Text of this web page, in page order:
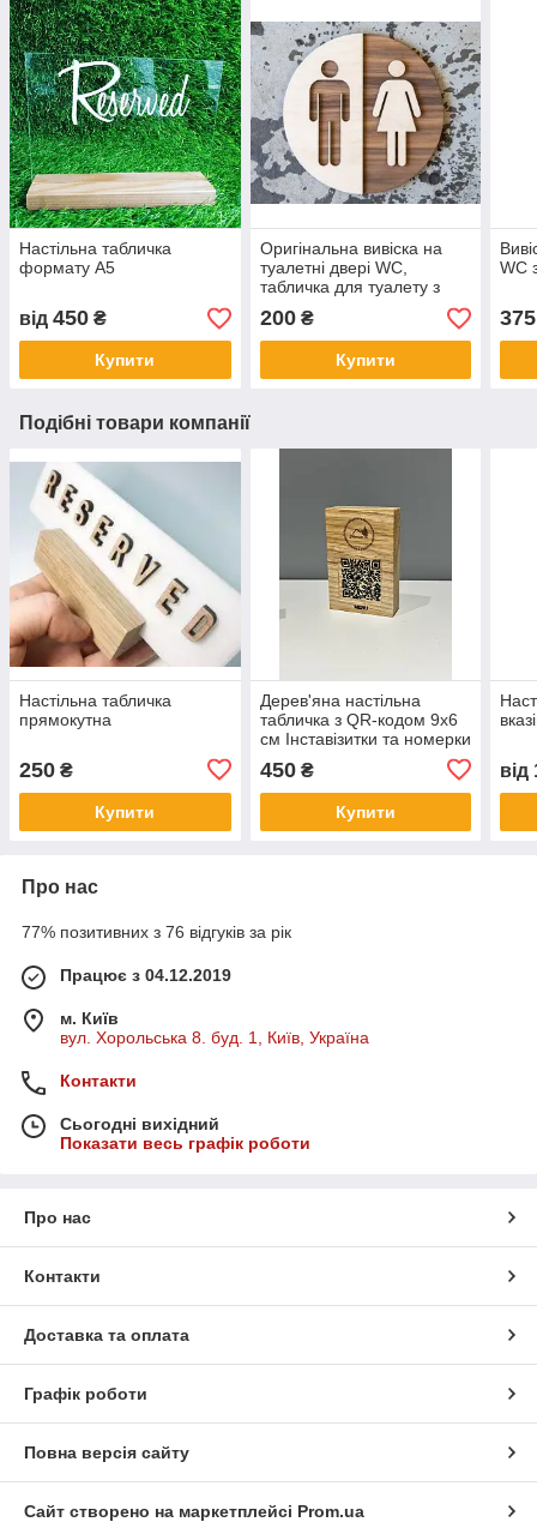
Настільна табличка
формату А5
від 450 ₴
Купити
Оригінальна вивіска на
туалетні двері WC,
табличка для туалету з
написами кругла
одностороння
200₴
Купити
WC
375
Подібні товари компанії
Настільна табличка
прямокутна
250 ₴
Купити
Дерев'яна настільна
табличка з QR-кодом 9х6
см Інставізитки та номерки
на столи для ресторанів
450₴
Купити
від
Про нас
77% позитивних з 76 відгуків за рік
Працює з 04.12.2019
м. Київ
вул. Хорольська 8. буд. 1, Київ, Україна
Контакти
Сьогодні вихідний
Показати весь графік роботи
Про нас
Контакти
Доставка та оплата
Графік роботи
Повна версія сайту
Сайт створено на маркетплейсі Prom.ua